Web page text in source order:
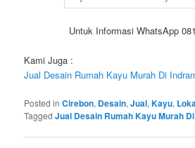
Untuk Informasi WhatsApp
Kami Juga :
Jual Desain Rumah Kayu Murah Di
Posted in Cirebon, Desain,Jual,Kayu,
Tagged Jual Desain Rumah Kayu Murah